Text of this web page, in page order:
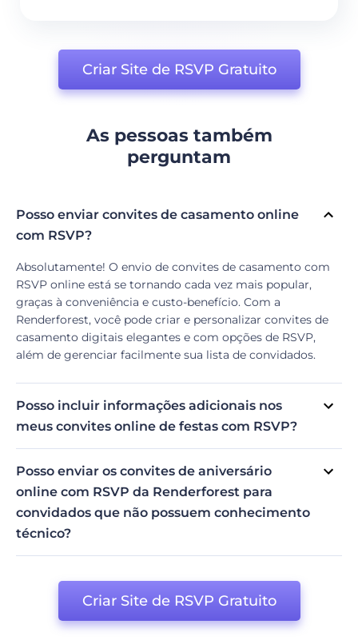
Criar Site de RSVP Gratuito
As pessoas também
perguntam
Posso enviar convites de casamento online
com RSVP?
Absolutamente! O envio de convites de casamento com
RSVP online está se tornando cada vez mais popular,
graças à conveniência e custo-benefício. Com a
Renderforest, você pode criar e personalizar convites de
casamento digitais elegantes e com opções de RSVP,
além de gerenciar facilmente sua lista de convidados.
Posso incluir informações adicionais nos
meus convites online de festas com RSVP?
Sim, você pode! Os convites de festas online com RSVP
da Renderforest permitem incluir informações adicionais,
instruções e qualquer outra informação importante que
você queira que seus convidados saibam.
Posso enviar os convites de aniversário
online com RSVP da Renderforest para
convidados que não possuem conhecimento
técnico?
Claro! Embora algumas pessoas possam preferir convites
online com RSVP foram desenvolvidos ​​para pessoas de
todas as idades e conhecimentos tecnológicos.
Criar Site de RSVP Gratuito